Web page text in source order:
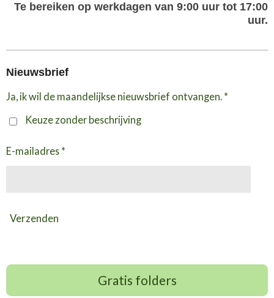
Te bereiken op werkdagen van 9:00 uur tot 17:00
uur.
Nieuwsbrief
Ja, ik wil de maandelijkse nieuwsbrief ontvangen. *
Keuze zonder beschrijving
E-mailadres *
Verzenden
Gratis folders